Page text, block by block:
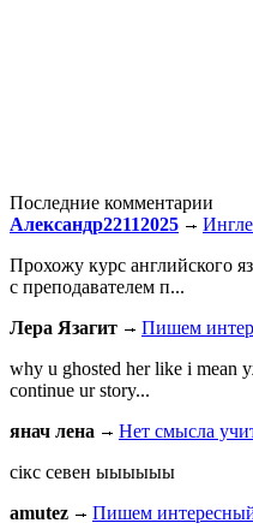
Последние комментарии
Александр22112025
Прохожу курс английского
с преподавателем п...
Лера Язагит
Пишем
why u ghosted her like i mean
continue ur story...
янач лена
Нет смысла
сiкс севен ыыыыыы
amutez
Пишем